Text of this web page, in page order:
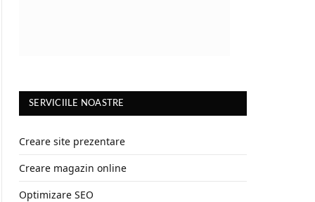
SERVICIILE NOASTRE
Creare site prezentare
Creare magazin online
Optimizare SEO